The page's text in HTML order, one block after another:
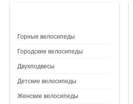
Горные велосипеды
Городские велосипеды
Двухподвесы
Детские велосипеды
Женские велосипеды